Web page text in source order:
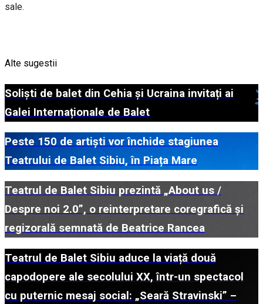
sale.
Alte sugestii
Soliști de balet din Cehia și Ucraina invitați ai
Galei Internaționale de Balet
Peste 150 de artiști vor închide stagiunea
Teatrului de Balet Sibiu, în Piața Mare
Teatrul de Balet Sibiu prezintă „About us /
Despre noi 2.0”, o reinterpretare coregrafică și
regizorală semnată de Beatrice Rancea
Teatrul de Balet Sibiu aduce la viață două
capodopere ale secolului XX, într-un spectacol
cu puternic mesaj social: „Seară Stravinski” –